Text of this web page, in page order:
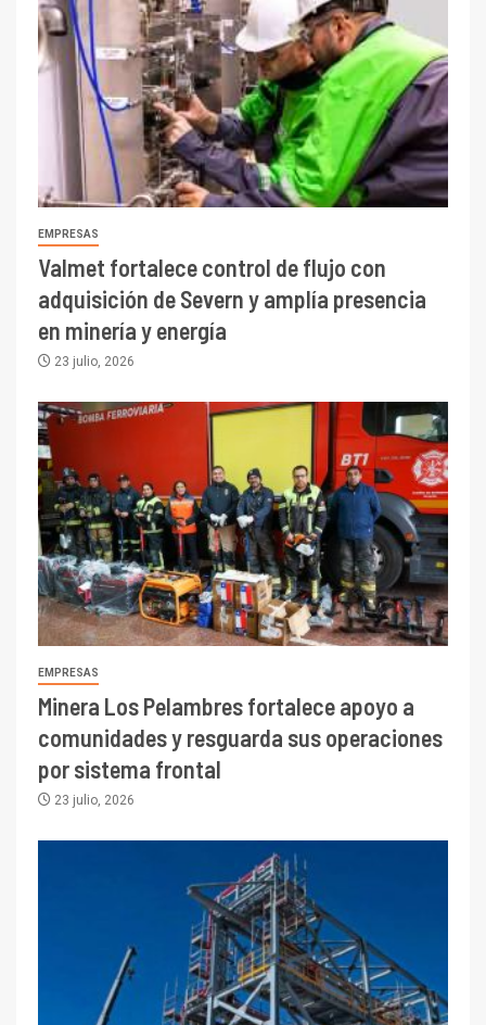
EMPRESAS
Valmet fortalece control de flujo con
adquisición de Severn y amplía presencia
en minería y energía
23 julio, 2026
EMPRESAS
Minera Los Pelambres fortalece apoyo a
comunidades y resguarda sus operaciones
por sistema frontal
23 julio, 2026